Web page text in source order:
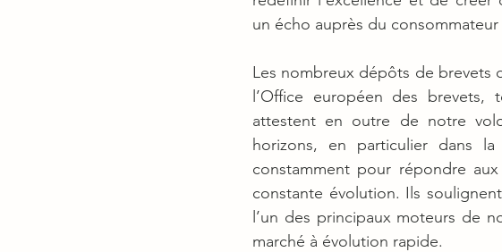
un écho auprès du
Les nombreux dépôts de brevets
l’Office européen des
attestent en outre de notre
horizons, en particulier dans
constamment pour répondre
constante évolution. Ils
l’un des principaux moteurs de
marché à évolution rapide.